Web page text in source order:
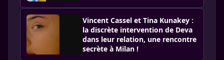
Vincent Cassel et Tina Kunakey :
la discrète intervention de Deva
dans leur relation, une rencontre
secrète à Milan !